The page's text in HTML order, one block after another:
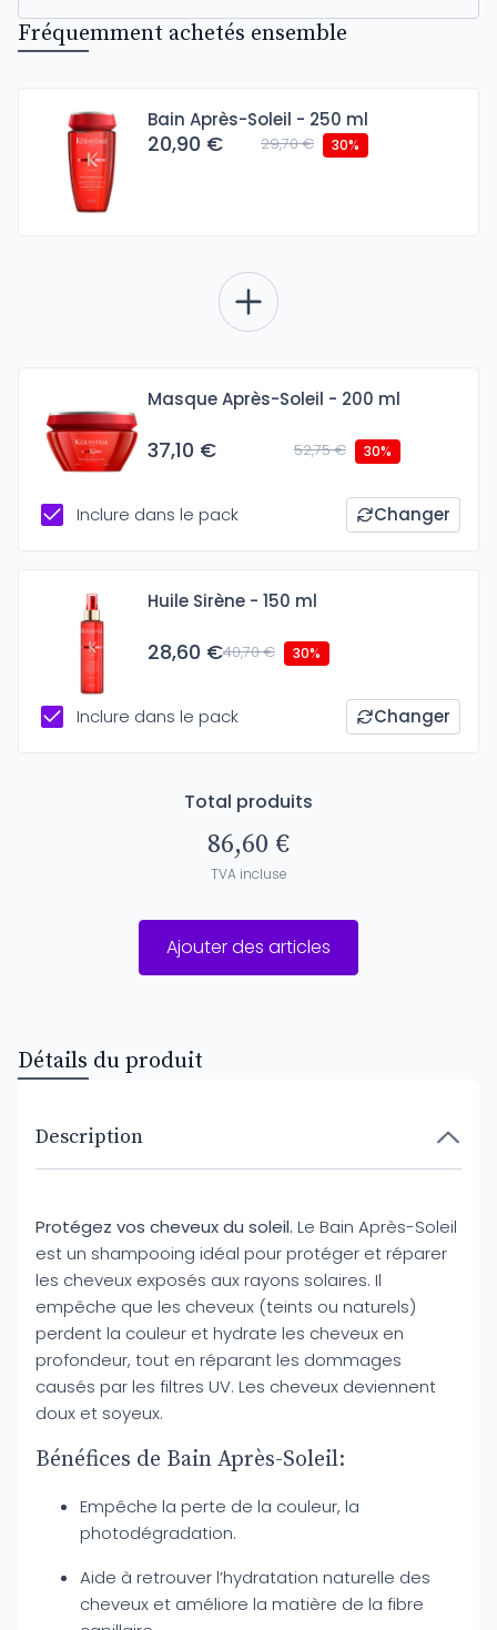
Fréquemment achetés ensemble
Bain Après-Soleil - 250 ml
20,90 € 29,70 € 30%
Masque Après-Soleil - 200 ml
37,10 € 52,75 € 30%
Inclure dans le pack Changer
Huile Sirène - 150 ml
28,60 €40,70 € 30%
Inclure dans le pack Changer
Total produits
86,60 €
TVA incluse
Ajouter des articles
Détails du produit
Description
Protégez vos cheveux du soleil. Le Bain Après-Soleil
est un shampooing idéal pour protéger et réparer
les cheveux exposés aux rayons solaires. Il
empêche que les cheveux (teints ou naturels)
perdent la couleur et hydrate les cheveux en
profondeur, tout en réparant les dommages
causés par les filtres UV. Les cheveux deviennent
doux et soyeux.
Bénéfices de Bain Après-Soleil:
Empêche la perte de la couleur, la
photodégradation.
Aide à retrouver l’hydratation naturelle des
cheveux et améliore la matière de la fibre